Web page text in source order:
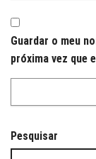
Guardar o meu
próxima vez que
Pesquisar